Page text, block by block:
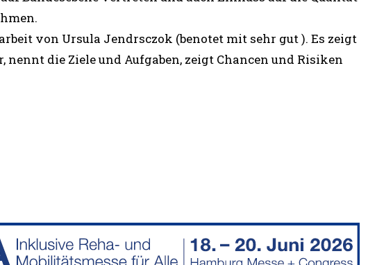
von Ursula Jendrsczok (benotet mit sehr gut ). Es zeigt
nennt die Ziele und Aufgaben, zeigt Chancen und Risiken